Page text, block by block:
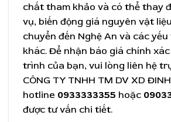
chất tham khảo và có thể thay
vụ, biến động giá nguyên vật
chuyển đến Nghệ An và các
khác. Để nhận báo giá chính
trình của bạn, vui lòng liên hệ
CÔNG TY TNHH TM DV XD
hotline 0933333355 hoặc
được tư vấn chi tiết.